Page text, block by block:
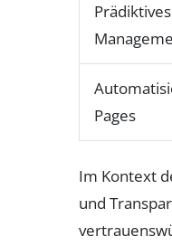
Pages
Im Kontext
und